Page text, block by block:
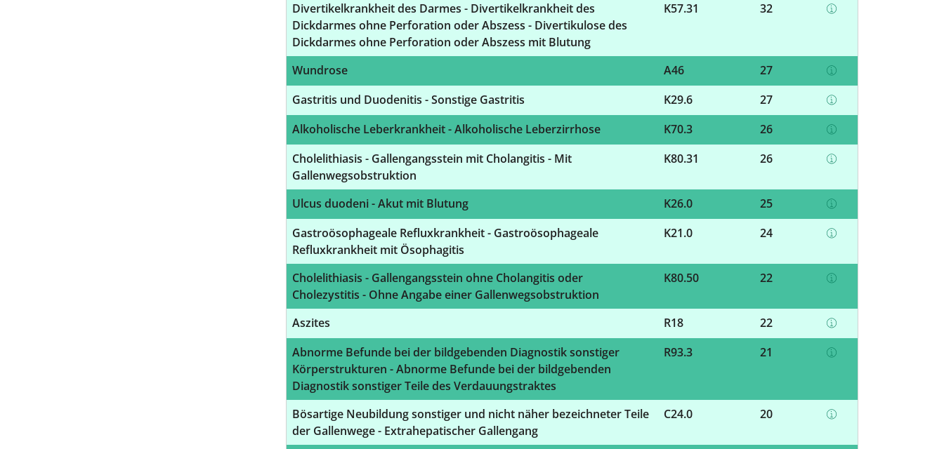
Divertikelkrankheit des Darmes - Divertikelkrankheit des
Dickdarmes ohne Perforation oder Abszess - Divertikulose des
Dickdarmes ohne Perforation oder Abszess mit Blutung
K57.31 32
Wundrose A46
27
Gastritis und Duodenitis - Sonstige Gastritis
K29.6
27
Alkoholische Leberkrankheit - Alkoholische Leberzirrhose
K70.3
26
Cholelithiasis - Gallengangsstein mit Cholangitis - Mit
Gallenwegsobstruktion
K80.31 26
Ulcus duodeni - Akut mit Blutung K26.0
25
Gastroösophageale Refluxkrankheit - Gastroösophageale
Refluxkrankheit mit Ösophagitis
K21.0 24
Cholelithiasis - Gallengangsstein ohne Cholangitis oder
Cholezystitis - Ohne Angabe einer Gallenwegsobstruktion
K80.50 22
Aszites R18
22
Abnorme Befunde bei der bildgebenden Diagnostik sonstiger
Körperstrukturen - Abnorme Befunde bei der bildgebenden
Diagnostik sonstiger Teile des Verdauungstraktes
R93.3 21
Bösartige Neubildung sonstiger und nicht näher bezeichneter Teile
der Gallenwege - Extrahepatischer Gallengang
C24.0 20